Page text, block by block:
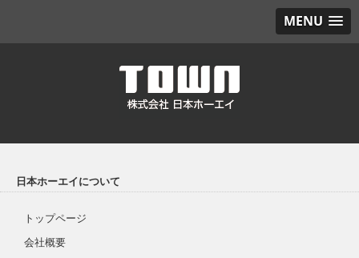
MENU
日本ホーエイについて
トップページ
会社概要